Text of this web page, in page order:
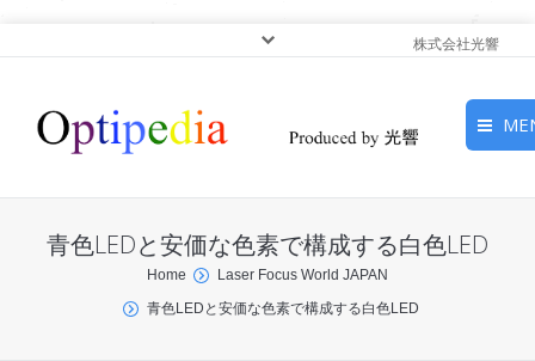
株式会社光響
ピックアップ
光基礎・光源
青色LEDと安価な色素で構成する白色LED
You are here:Home
Laser Focus World JAPAN
青色LEDと安価な色素で構成する白色LED